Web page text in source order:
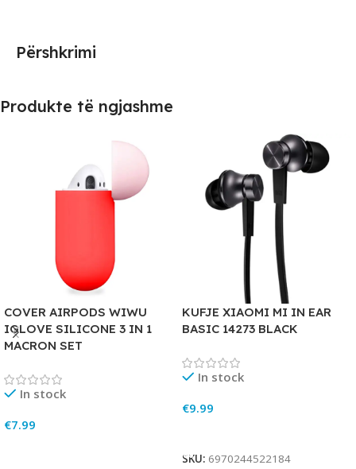
Përshkrimi
Produkte të ngjashme
COVER AIRPODS WIWU
IGLOVE SILICONE 3 IN 1
MACRON SET
In stock
€7.99
KUFJE XIAOMI MI IN EAR
BASIC 14273 BLACK
In stock
€9.99
SKU: 6970244522184